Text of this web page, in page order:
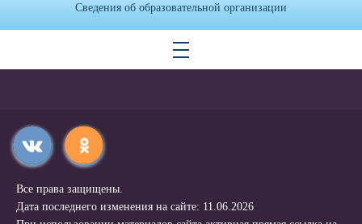
Сведения об образовательной организации
Все права защищены.
Дата последнего изменения на сайте: 11.06.2026